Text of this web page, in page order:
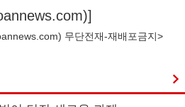
)]
) 무단전재-재배포금지>